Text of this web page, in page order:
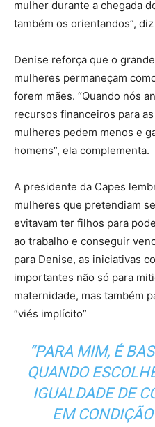
mulher durante a chegada
também os orientandos”,
Denise reforça que o
mulheres permaneçam
forem mães. “Quando nós
recursos financeiros para
mulheres pedem menos e
homens”, ela complementa.
A presidente da Capes
mulheres que pretendiam
evitavam ter filhos para
ao trabalho e conseguir
para Denise, as iniciativas
importantes não só para
maternidade, mas também
“viés implícito”
“PARA MIM, É
QUANDO
IGUALDADE DE
EM